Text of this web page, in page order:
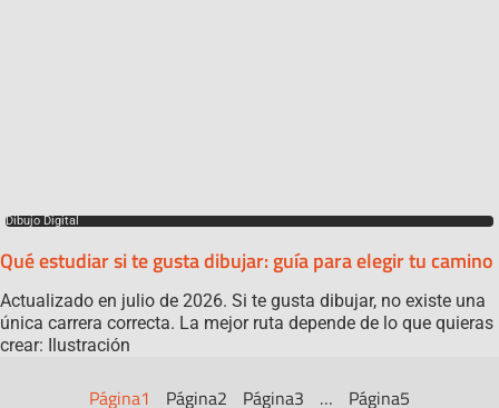
Dibujo Digital
Qué estudiar si te gusta dibujar: guía para elegir tu camino
Actualizado en julio de 2026. Si te gusta dibujar, no existe una
única carrera correcta. La mejor ruta depende de lo que quieras
crear: Ilustración
Página1 Página2 Página3 … Página5